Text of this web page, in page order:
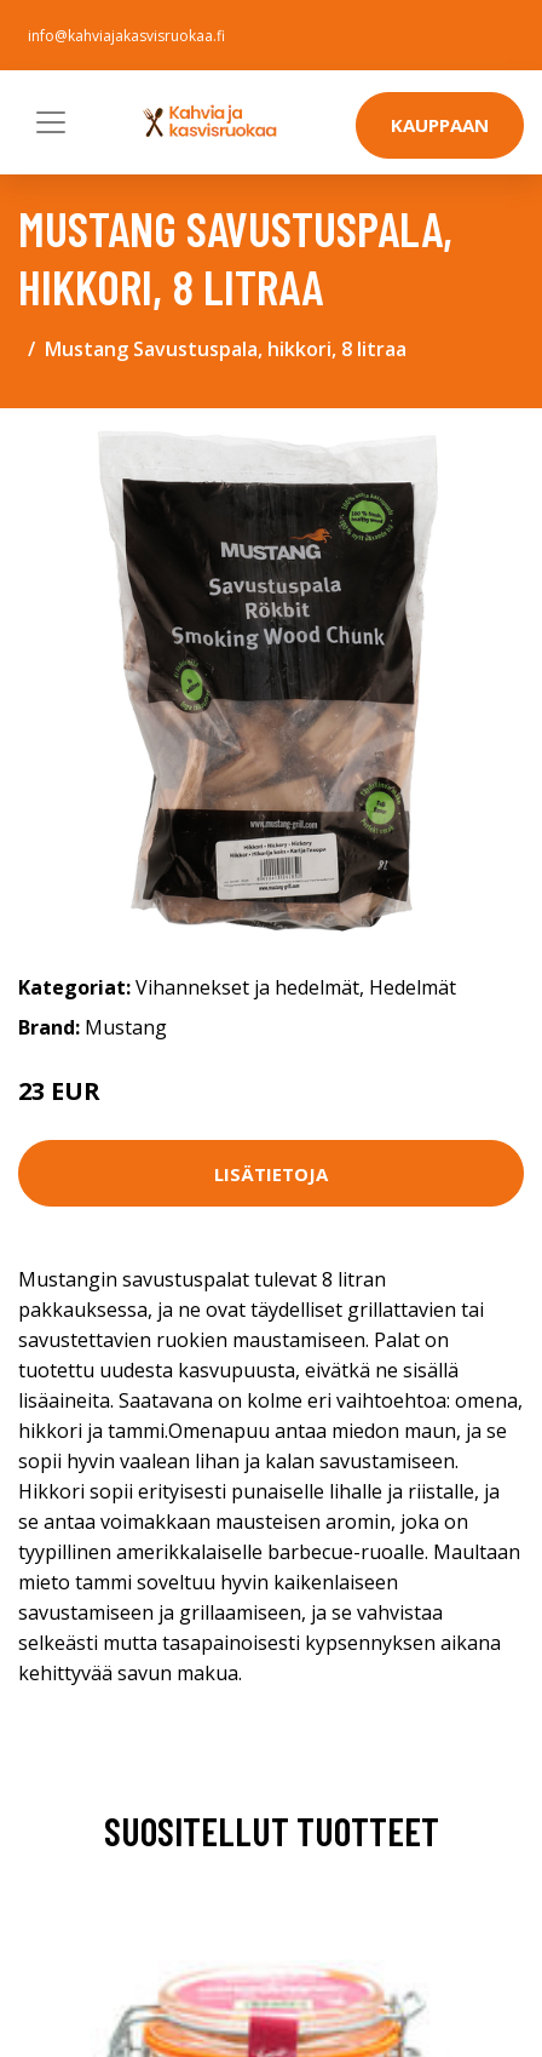
info@kahviajakasvisruokaa.fi
KAUPPAAN
MUSTANG SAVUSTUSPALA,
HIKKORI, 8 LITRAA
Mustang Savustuspala, hikkori, 8 litraa
Kategoriat:Vihannekset ja hedelmät, Hedelmät
Brand: Mustang
23 EUR
LISÄTIETOJA
Mustangin savustuspalat tulevat 8 litran
pakkauksessa, ja ne ovat täydelliset grillattavien tai
savustettavien ruokien maustamiseen. Palat on
tuotettu uudesta kasvupuusta, eivätkä ne sisällä
lisäaineita. Saatavana on kolme eri vaihtoehtoa: omena,
hikkori ja tammi.Omenapuu antaa miedon maun, ja se
sopii hyvin vaalean lihan ja kalan savustamiseen.
Hikkori sopii erityisesti punaiselle lihalle ja riistalle, ja
se antaa voimakkaan mausteisen aromin, joka on
tyypillinen amerikkalaiselle barbecue-ruoalle. Maultaan
mieto tammi soveltuu hyvin kaikenlaiseen
savustamiseen ja grillaamiseen, ja se vahvistaa
selkeästi mutta tasapainoisesti kypsennyksen aikana
kehittyvää savun makua.
SUOSITELLUT TUOTTEET